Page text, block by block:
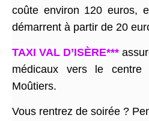
coûte environ 120 euros,
démarrent à partir de 20
TAXI VAL D’ISÈRE***
médicaux vers le centre
Moûtiers.
Vous rentrez de soirée ?